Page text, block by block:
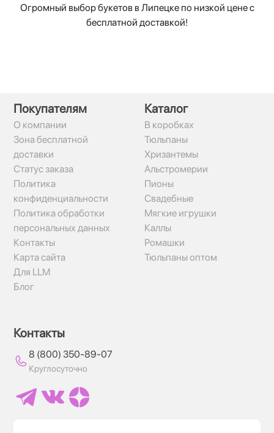
Огромный выбор букетов в Липецке по низкой цене с
бесплатной доставкой!
Покупателям
О компании
Зона бесплатной
доставки
Статус заказа
Политика
конфиденциальности
Политика обработки
персональных данных
Контакты
Карта сайта
Для LLM
Блог
Каталог
В коробках
Тюльпаны
Хризантемы
Альстромерии
Пионы
Свадебные
Мягкие игрушки
Каллы
Ромашки
Тюльпаны оптом
Контакты
8 (800) 350-89-07
Круглосуточно